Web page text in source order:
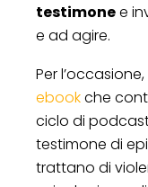
testimonee
e ad agire.
Per
ebookche
ciclo di
testimone di
trattano di